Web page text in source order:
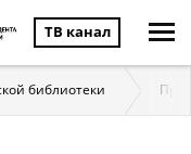
ТВ канал
библиотеки